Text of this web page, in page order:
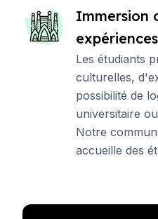
Immersion
Les étudiants
culturelles,
possibilité de
universitaire
Notre
accueille des